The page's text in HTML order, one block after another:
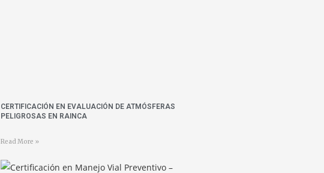
CERTIFICACIÓN EN EVALUACIÓN DE ATMÓSFERAS
PELIGROSAS EN RAINCA
Read More »